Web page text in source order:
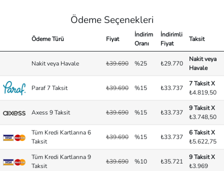
Ödeme Seçenekleri
Ödeme Türü Fiyat
İndirim
Oranı
İndirimli
Fiyat
Taksit
Nakit veya Havale ₺39.690 %25 ₺29.770
Nakit veya
Havale
Paraf 7 Taksit ₺39.690 %15 ₺33.737
7 Taksit X
₺4.819,50
Axess 9 Taksit ₺39.690 %15 ₺33.737
9 Taksit X
₺3.748,50
Tüm Kredi Kartlarına 6
Taksit
₺39.690 %15 ₺33.737
6 Taksit X
₺5.622,75
Tüm Kredi Kartlarına 9
Taksit
₺39.690 %10 ₺35.721
9 Taksit X
₺3.969